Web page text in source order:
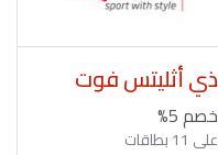
ذي أثليتس فوت
خصم 5%
على 11 بطاقات